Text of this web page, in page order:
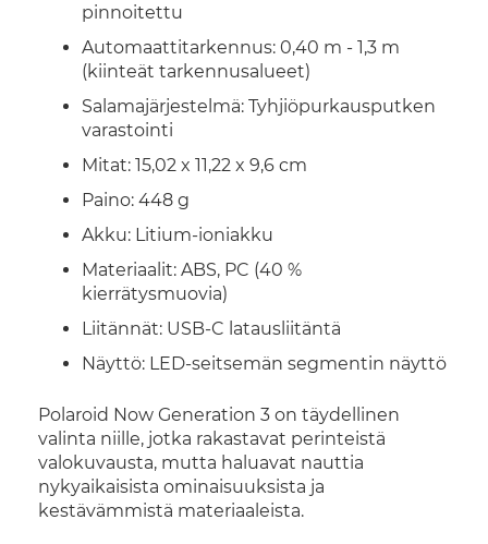
pinnoitettu
Automaattitarkennus: 0,40 m - 1,3 m
(kiinteät tarkennusalueet)
Salamajärjestelmä: Tyhjiöpurkausputken
varastointi
Mitat: 15,02 x 11,22 x 9,6 cm
Paino: 448 g
Akku: Litium-ioniakku
Materiaalit: ABS, PC (40 %
kierrätysmuovia)
Liitännät: USB-C latausliitäntä
Näyttö: LED-seitsemän segmentin näyttö
Polaroid Now Generation 3 on täydellinen
valinta niille, jotka rakastavat perinteistä
valokuvausta, mutta haluavat nauttia
nykyaikaisista ominaisuuksista ja
kestävämmistä materiaaleista.